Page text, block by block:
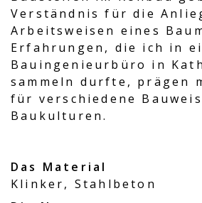
Verständnis für die
Arbeitsweisen eines
Erfahrungen, die ich in
Bauingenieurbüro in
sammeln durfte, prägen
für verschiedene
Baukulturen.
Das Material
Klinker, Stahlbeton